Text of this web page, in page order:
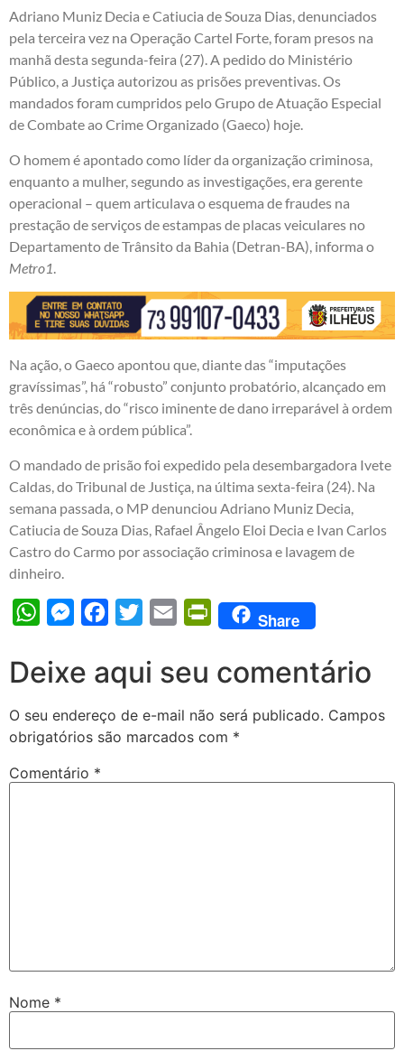
Adriano Muniz Decia e Catiucia de Souza Dias, denunciados
pela terceira vez na Operação Cartel Forte, foram presos na
manhã desta segunda-feira (27). A pedido do Ministério
Público, a Justiça autorizou as prisões preventivas. Os
mandados foram cumpridos pelo Grupo de Atuação Especial
de Combate ao Crime Organizado (Gaeco) hoje.
O homem é apontado como líder da organização criminosa,
enquanto a mulher, segundo as investigações, era gerente
operacional – quem articulava o esquema de fraudes na
prestação de serviços de estampas de placas veiculares no
Departamento de Trânsito da Bahia (Detran-BA), informa o
Metro1
Na ação, o Gaeco apontou que, diante das “imputações
gravíssimas”, há “robusto” conjunto probatório, alcançado em
três denúncias, do “risco iminente de dano irreparável à ordem
econômica e à ordem pública”.
O mandado de prisão foi expedido pela desembargadora Ivete
Caldas, do Tribunal de Justiça, na última sexta-feira (24). Na
semana passada, o MP denunciou Adriano Muniz Decia,
Catiucia de Souza Dias, Rafael Ângelo Eloi Decia e Ivan Carlos
Castro do Carmo por associação criminosa e lavagem de
dinheiro.
WhatsAppMessengerFacebook
Twitter Email PrintFriendly
Share
Deixe aqui seu comentário
O seu endereço de e-mail não será publicado. Campos
obrigatórios são marcados com *
Comentário *
Nome *